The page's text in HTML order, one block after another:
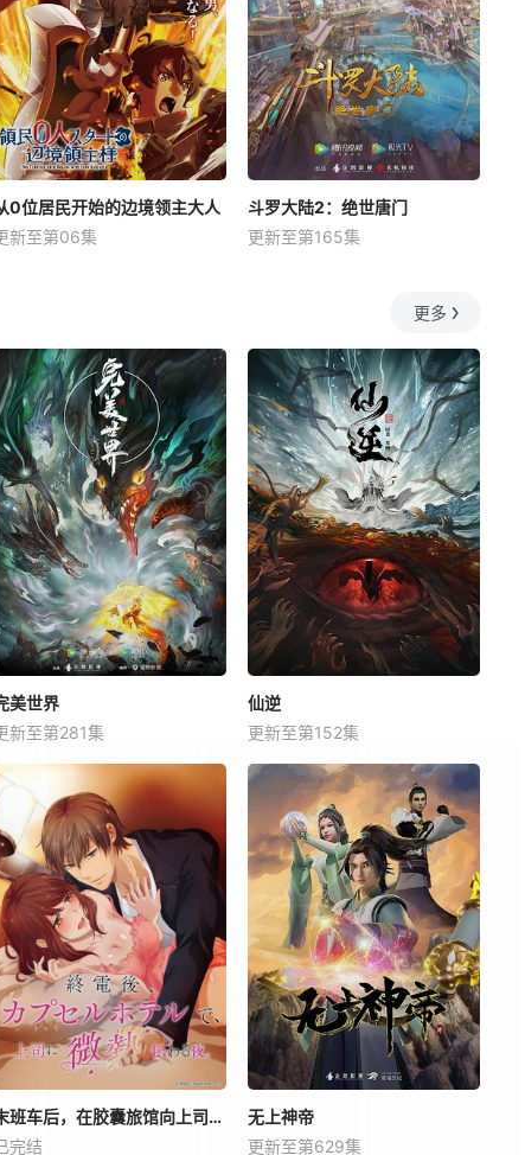
0位居民开始的边境领主大人
新至第06集
斗罗大陆2：绝世唐门
更新至第165集
更多
美世界
新至第281集
仙逆
更新至第152集
末班车后，在胶囊旅馆向上司传递微热的夜晚
完结
无上神帝
更新至第629集